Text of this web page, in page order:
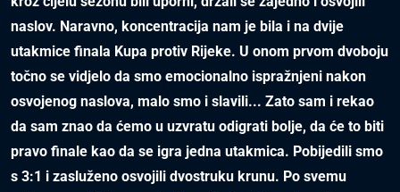
naslov. Naravno, koncentracija nam je bila i na dvije
utakmice finala Kupa protiv Rijeke. U onom prvom dvoboju
točno se vidjelo da smo emocionalno ispražnjeni nakon
osvojenog naslova, malo smo i slavili... Zato sam i rekao
da sam znao da ćemo u uzvratu odigrati bolje, da će to biti
pravo finale kao da se igra jedna utakmica. Pobijedili smo
s 3:1 i zasluženo osvojili dvostruku krunu. Po svemu